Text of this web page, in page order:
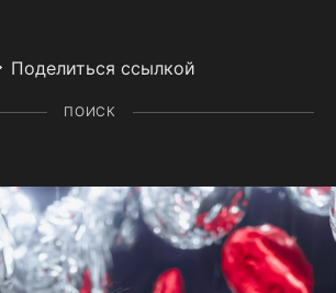
Поделиться ссылкой
ПОИСК